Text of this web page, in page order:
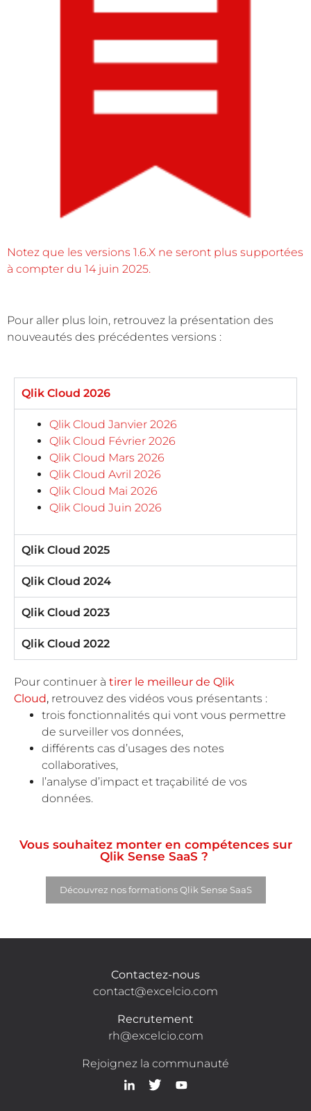
Notez que les versions 1.6.X ne seront plus supportées
à compter du 14 juin 2025.
Pour aller plus loin, retrouvez la présentation des
nouveautés des précédentes versions :
Qlik Cloud 2026
Qlik Cloud Janvier 2026
Qlik Cloud Février 2026
Qlik Cloud Mars 2026
Qlik Cloud Avril 2026
Qlik Cloud Mai 2026
Qlik Cloud Juin 2026
Qlik Cloud 2025
Qlik Cloud 2024
Qlik Cloud 2023
Qlik Cloud 2022
Pour continuer à tirer le meilleur de Qlik
Cloud, retrouvez des vidéos vous présentants :
trois fonctionnalités qui vont vous permettre
de surveiller vos données,
différents cas d’usages des notes
collaboratives,
l’analyse d’impact et traçabilité de vos
données.
Vous souhaitez monter en compétences sur
Qlik Sense SaaS ?
Découvrez nos formations Qlik Sense SaaS
Contactez-nous
contact@excelcio.com
Recrutement
rh@excelcio.com
Rejoignez la communauté